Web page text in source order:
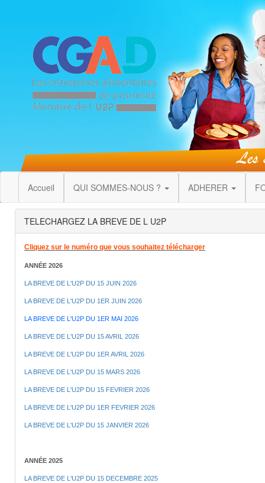
Accueil QUI SOMMES-NOUS ? ADHERER
TELECHARGEZ LA BREVE DE L U2P
Cliquez sur le numéro que vous souhaitez télécharger
ANNÉE 2026
LA BREVE DE L'U2P DU 15 JUIN 2026
LA BREVE DE L'U2P DU 1ER JUIN 2026
LA BREVE DE L'U2P DU 1ER MAI 2026
LA BREVE DE L'U2P DU 15 AVRIL 2026
LA BREVE DE L'U2P DU 1ER AVRIL 2026
LA BREVE DE L'U2P DU 15 MARS 2026
LA BREVE DE L'U2P DU 15 FEVRIER 2026
LA BREVE DE L'U2P DU 1ER FEVRIER 2026
LA BREVE DE L'U2P DU 15 JANVIER 2026
ANNÉE 2025
LA BREVE DE L'U2P DU 15 DECEMBRE 2025